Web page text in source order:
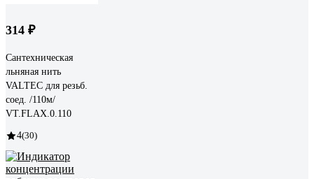
314 ₽
Сантехническая
льняная нить
VALTEC для резьб.
соед. /110м/
VT.FLAX.0.110
4(30)